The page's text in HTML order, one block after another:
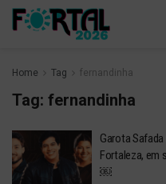
Home Tag fernandinha
Tag: fernandinha
Garota
Fortaleza, em
￼